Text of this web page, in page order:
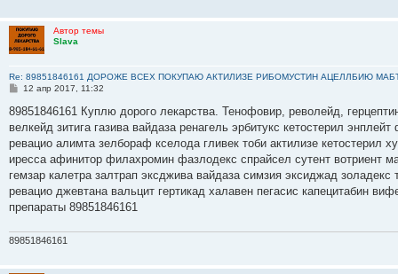
Автор темы
Slava
Re: 89851846161 ДОРОЖЕ ВСЕХ ПОКУПАЮ АКТИЛИЗЕ РИБОМУСТИН АЦЕЛЛБИЮ
С
о
щ
е
и
е
12 апр 2017, 11:32
89851846161 Куплю дорого лекарства. Тенофовир, револейд,
велкейд зитига газива вайдаза ренагель эрбитукс кетостерил
ревацио алимта зелбораф кселода гливек тоби актилизе кетостерил
иресса афинитор филахромин фазлодекс спрайсел сутент вотриент
гемзар калетра залтрап эксджива вайдаза симзия эксиджад
ревацио джевтана вальцит гертикад халавен пегасис капецитабин
препараты 89851846161
89851846161